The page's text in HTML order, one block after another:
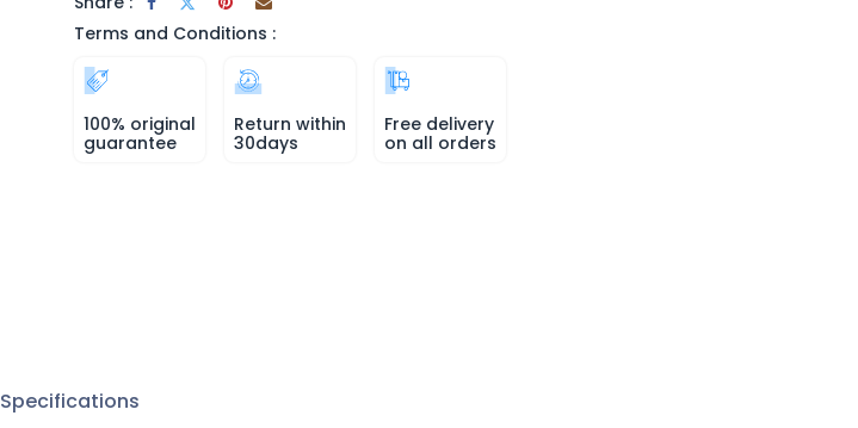
Terms and Conditions :
100% original
guarantee
Return within
30days
Free delivery
on all orders
Specifications